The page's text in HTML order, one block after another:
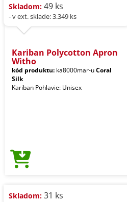
Skladom: 49 ks
- v ext. sklade: 3.349 ks
Kariban Polycotton Apron
Witho
kód produktu: ka8000mar-uCoral
Silk
Kariban Pohlavie: Unisex
Skladom: 31 ks